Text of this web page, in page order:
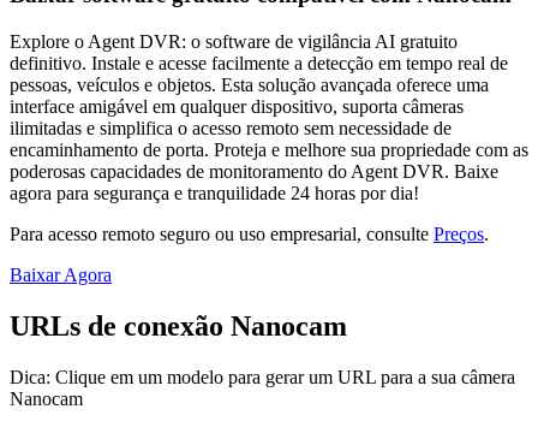
Explore o Agent DVR: o software de vigilância AI gratuito
definitivo. Instale e acesse facilmente a detecção em tempo real de
pessoas, veículos e objetos. Esta solução avançada oferece uma
interface amigável em qualquer dispositivo, suporta câmeras
ilimitadas e simplifica o acesso remoto sem necessidade de
encaminhamento de porta. Proteja e melhore sua propriedade com as
poderosas capacidades de monitoramento do Agent DVR. Baixe
agora para segurança e tranquilidade 24 horas por dia!
Para acesso remoto seguro ou uso empresarial, consulte Preços.
Baixar Agora
URLs de conexão Nanocam
Dica: Clique em um modelo para gerar um URL para a sua câmera
Nanocam